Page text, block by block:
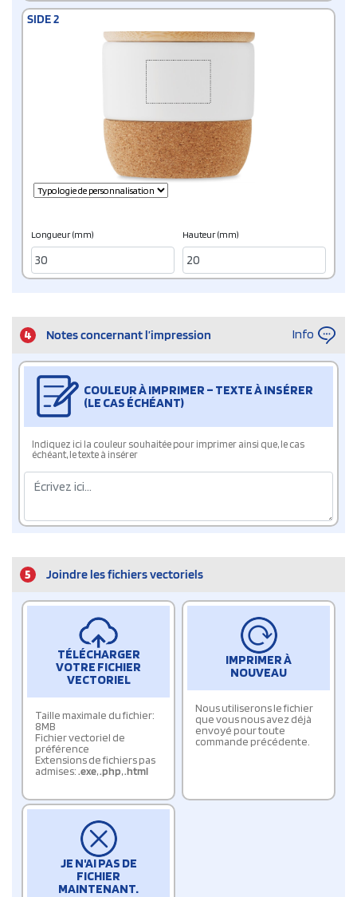
SIDE 2
Longueur (mm) Hauteur (mm)
4 Notes concernant l’impression Info
COULEUR À IMPRIMER – TEXTE À INSÉRER
(LE CAS ÉCHÉANT)
Indiquez ici la couleur souhaitée pour imprimer ainsi que, le cas
échéant, le texte à insérer
5 Joindre les fichiers vectoriels
TÉLÉCHARGER
VOTRE FICHIER
VECTORIEL
Taille maximale du fichier:
8MB
Fichier vectoriel de
préférence
Extensions de fichiers pas
admises:.exe,.php,.html
IMPRIMER À
NOUVEAU
Nous utiliserons le fichier
que vous nous avez déjà
envoyé pour toute
commande précédente.
JE N'AI PAS DE
FICHIER
MAINTENANT.